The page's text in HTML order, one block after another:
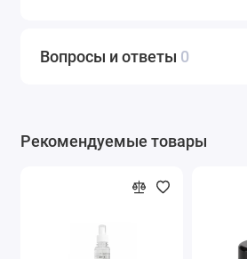
Вопросы и ответы 0
Рекомендуемые товары